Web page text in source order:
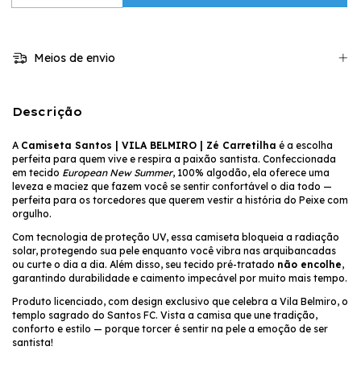
Meios de envio
Descrição
A Camiseta Santos | VILA BELMIRO | Zé Carretilha é a escolha
perfeita para quem vive e respira a paixão santista. Confeccionada
em tecido European New Summer, 100% algodão, ela oferece uma
leveza e maciez que fazem você se sentir confortável o dia todo —
perfeita para os torcedores que querem vestir a história do Peixe com
orgulho.
Com tecnologia de proteção UV, essa camiseta bloqueia a radiação
solar, protegendo sua pele enquanto você vibra nas arquibancadas
ou curte o dia a dia. Além disso, seu tecido pré-tratado não encolhe,
garantindo durabilidade e caimento impecável por muito mais tempo.
Produto licenciado, com design exclusivo que celebra a Vila Belmiro, o
templo sagrado do Santos FC. Vista a camisa que une tradição,
conforto e estilo — porque torcer é sentir na pele a emoção de ser
santista!